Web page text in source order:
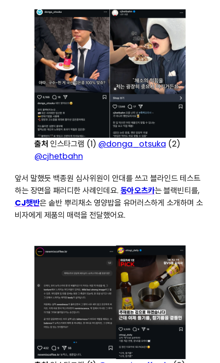
출처 인스타그램 (1) @donga_otsuka (2)
@cjhetbahn
앞서 말했듯 백종원 심사위원이 안대를 쓰고 블라인드 테스트
하는 장면을 패러디한 사례인데요.동아오츠카는 블랙빈티를,
CJ햇반은 솥반 뿌리채소 영양밥을 유머러스하게 소개하며 소
비자에게 제품의 매력을 전달했어요.